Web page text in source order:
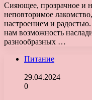
Сияющее, прозрачное и
неповторимое
настроением и
нам возможность
разнообразных …
Питание
29.04.2024
0